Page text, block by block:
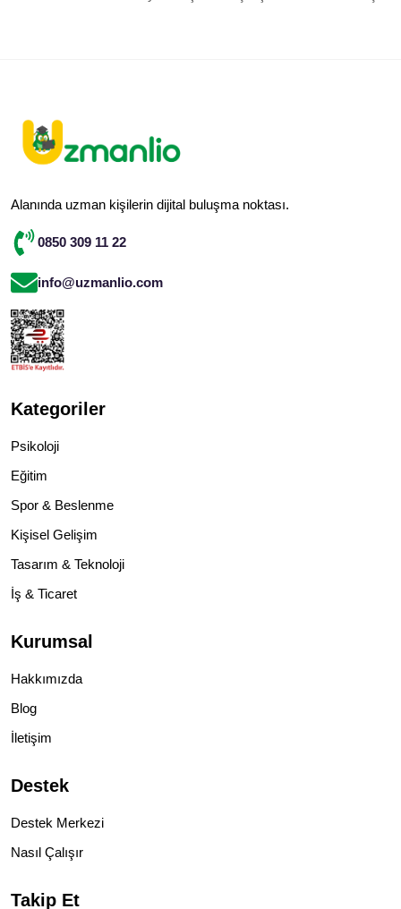
Alanında uzman kişilerin dijital buluşma noktası.
0850 309 11 22
info@uzmanlio.com
Kategoriler
Psikoloji
Eğitim
Spor & Beslenme
Kişisel Gelişim
Tasarım & Teknoloji
İş & Ticaret
Kurumsal
Hakkımızda
Blog
İletişim
Destek
Destek Merkezi
Nasıl Çalışır
Takip Et